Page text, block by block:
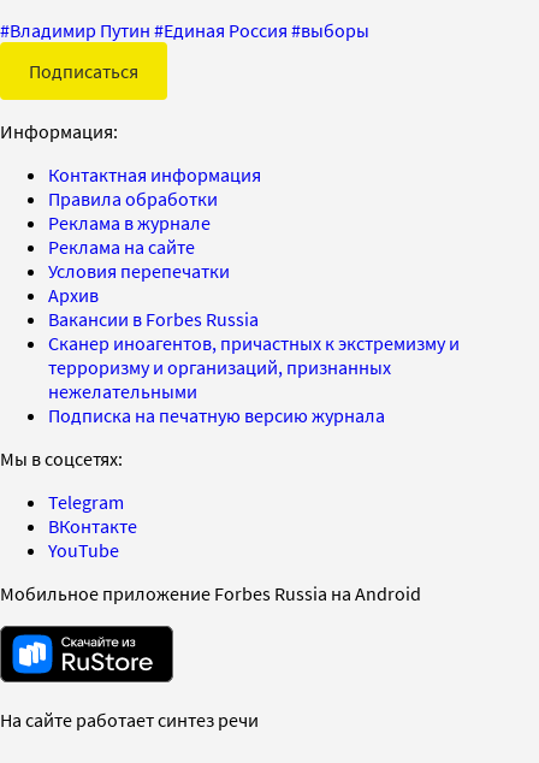
#Владимир Путин #Единая Россия #выборы
Подписаться
Информация:
Контактная информация
Правила обработки
Реклама в журнале
Реклама на сайте
Условия перепечатки
Архив
Вакансии в Forbes Russia
Сканер иноагентов, причастных к экстремизму и
терроризму и организаций, признанных
нежелательными
Подписка на печатную версию журнала
Мы в соцсетях:
Telegram
ВКонтакте
YouTube
Мобильное приложение Forbes Russia на Android
На сайте работает синтез речи